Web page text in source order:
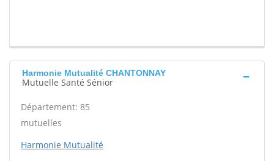
Harmonie Mutualité CHANTONNAY
Mutuelle Santé Sénior
Département: 85
mutuelles
Harmonie Mutualité